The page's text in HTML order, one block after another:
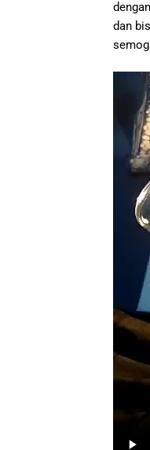
dan